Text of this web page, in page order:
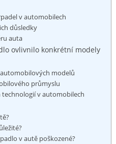
v automobilech
důsledky
‌auta
ovlivnilo konkrétní modely
modelů
průmyslu
‌v automobilech
v‌ autě poškozené?